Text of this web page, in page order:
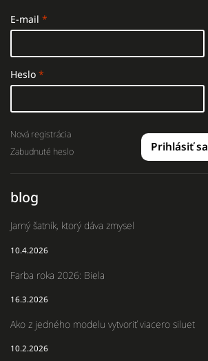
E-mail
Heslo
Prihlásiť sa
Nová registrácia
Zabudnuté heslo
blog
Jarný šatník, ktorý dáva zmysel
10.4.2026
Farba roka 2026: Biela
16.3.2026
Ako z jedného modelu vytvoriť viacero siluet
10.2.2026